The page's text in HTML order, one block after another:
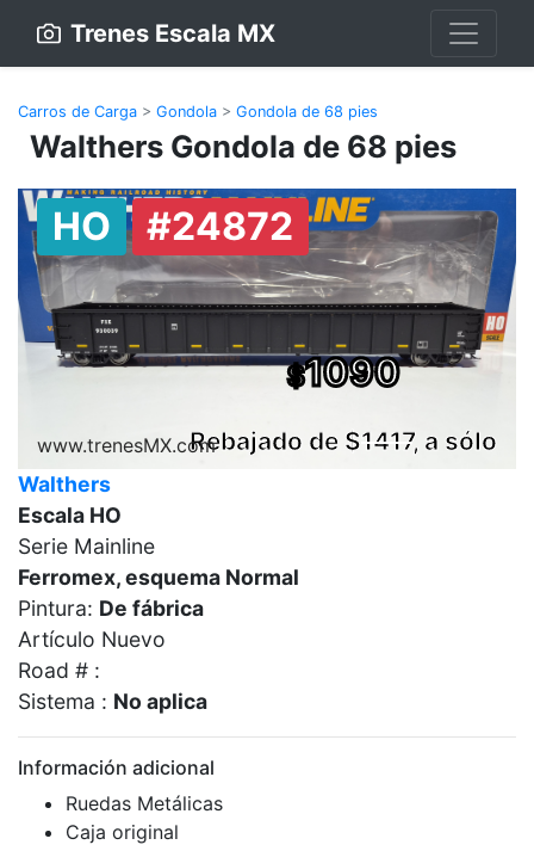
Trenes Escala MX
Carros de Carga > Gondola > Gondola de 68 pies
Walthers Gondola de 68 pies
HO #24872
$1090
Rebajado de $1417, a sólo
www.trenesMX.com
Walthers
Escala HO
Serie Mainline
Ferromex, esquema Normal
Pintura: De fábrica
Artículo Nuevo
Road # :
Sistema : No aplica
Información adicional
Ruedas Metálicas
Caja original